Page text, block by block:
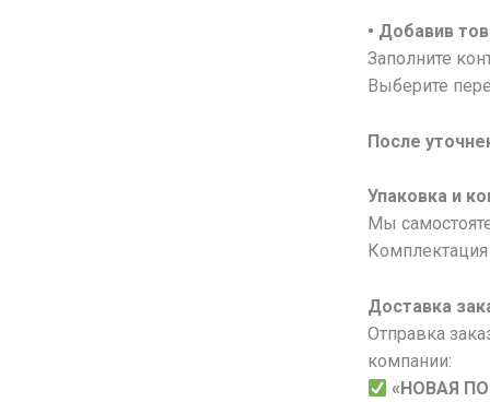
• Добавив
Заполните
Выберите
После
Упаковка и
Мы
Доставка
Отправка
компании:
«НОВАЯ